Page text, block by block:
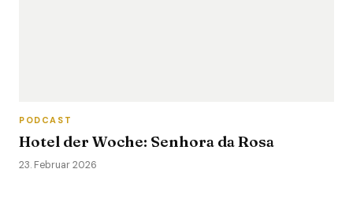
PODCAST
Hotel der Woche: Senhora da Rosa
23. Februar 2026